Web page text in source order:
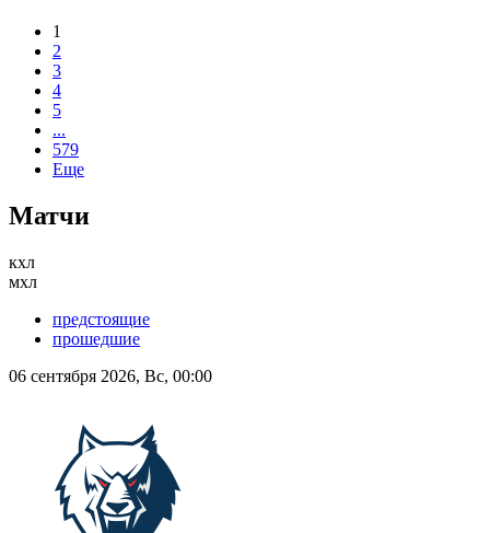
1
2
3
4
5
...
579
Еще
Матчи
кхл
мхл
предстоящие
прошедшие
06 сентября 2026, Вс, 00:00